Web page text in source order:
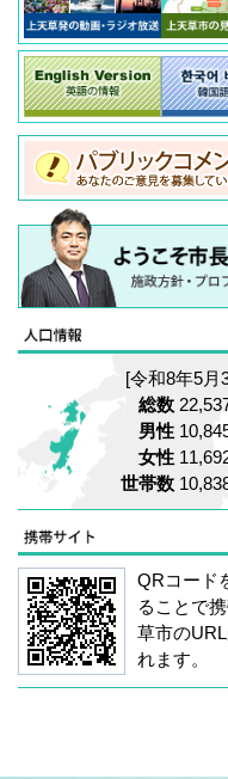
[令和8年5月
総数
男性
女性
世帯数
QRコード
ることで
草市の
れます。